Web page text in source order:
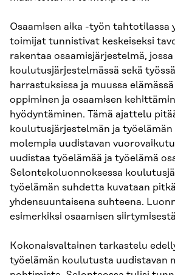
Osaamisen aika -työn tahtotilassa
toimijat tunnistivat keskeiseksi
rakentaa osaamisjärjestelmä,
koulutusjärjestelmässä sekä
harrastuksissa ja muussa
oppiminen ja osaamisen
hyödyntäminen. Tämä ajattelu
koulutusjärjestelmän ja työelämän
molempia uudistavan
uudistaa työelämää ja työelämä
Selontekoluonnoksessa
työelämän suhdetta kuvataan
yhdensuuntaisena suhteena.
esimerkiksi osaamisen
Kokonaisvaltainen tarkastelu
työelämän koulutusta uudistavan